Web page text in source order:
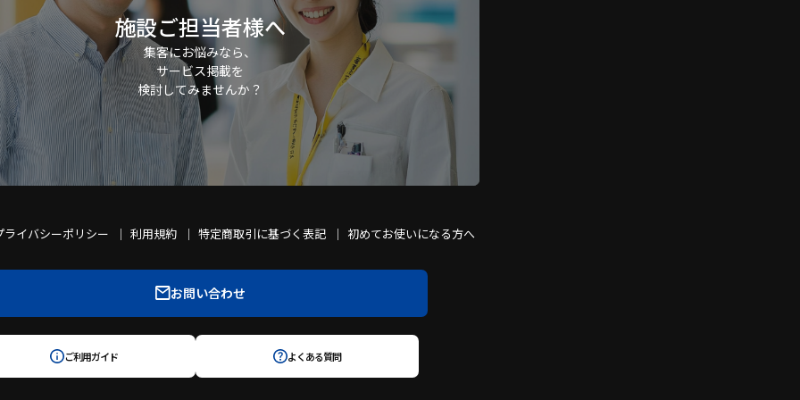
施設ご担当者様へ
集客にお悩みなら、
サービス掲載を
検討してみませんか？
ライバシーポリシー 利用規約 特定商取引に基づく表記 初めてお使いになる方へ
お問い合わせ
ご利用ガイド よくある質問